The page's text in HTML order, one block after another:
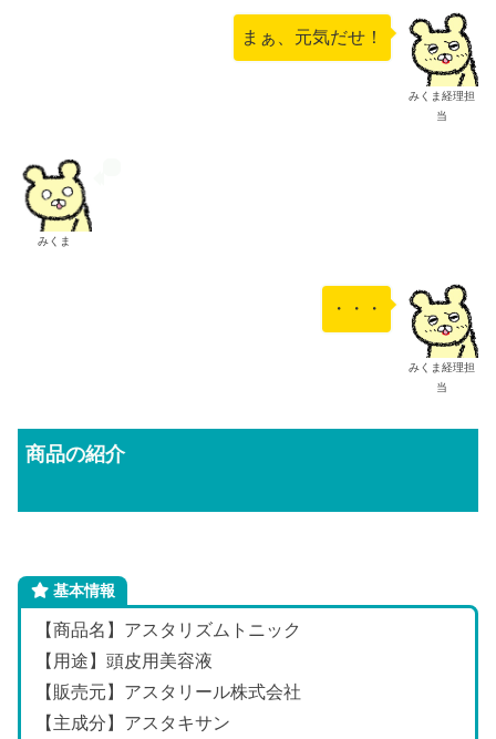
みくま経理担
当
まぁ、元気だせ！
みくま
みくま経理担
当
・・・
商品の紹介
基本情報
【商品名】アスタリズムトニック
【用途】頭皮用美容液
【販売元】アスタリール株式会社
【主成分】アスタキサン